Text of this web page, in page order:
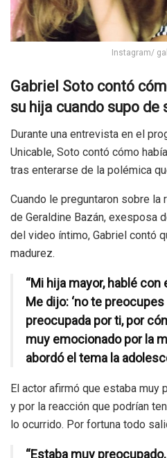
Instagram/
Gabriel Soto contó
su hija cuando supo de
Durante una entrevista en el
Unicable, Soto contó cómo
tras enterarse de la polémica
Cuando le preguntaron sobre la
de Geraldine Bazán, exesposa
del video íntimo, Gabriel contó
madurez.
“Mi hija mayor, hablé
Me dijo: ‘no te
preocupada por ti, por
muy emocionado por la
abordó el tema la
El actor afirmó que estaba muy
y por la reacción que podrían
lo ocurrido. Por fortuna todo
“Estaba muy